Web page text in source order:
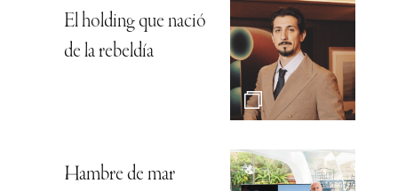
El holding que nació
de la rebeldía
Hambre de mar